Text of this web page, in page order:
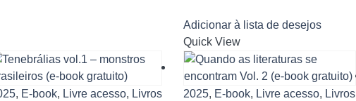
Adicionar à lista de desejos
Quick View
, E-book, Livre acesso, Livros 2025, E-book, Livre acesso, Livros